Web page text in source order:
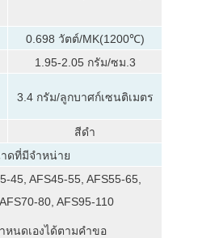
0.698 วัตต์/MK(1200℃)
1.95-2.05 กรัม/ซม.3
3.4 กรัม/ลูกบาศก์เซนติเมตร
สีดำ
ดที่มีจำหน่าย
45, AFS45-55, AFS55-65,
80, AFS95-110
หนดเองได้ตามคำขอ